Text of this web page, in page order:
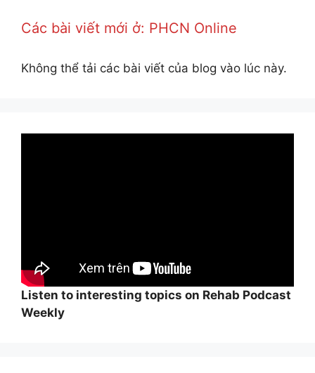
Các bài viết mới ở: PHCN Online
Không thể tải các bài viết của blog vào lúc này.
Listen to interesting topics on Rehab Podcast
Weekly